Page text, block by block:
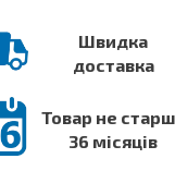
Швидка
доставка
Товар не
36 місяців